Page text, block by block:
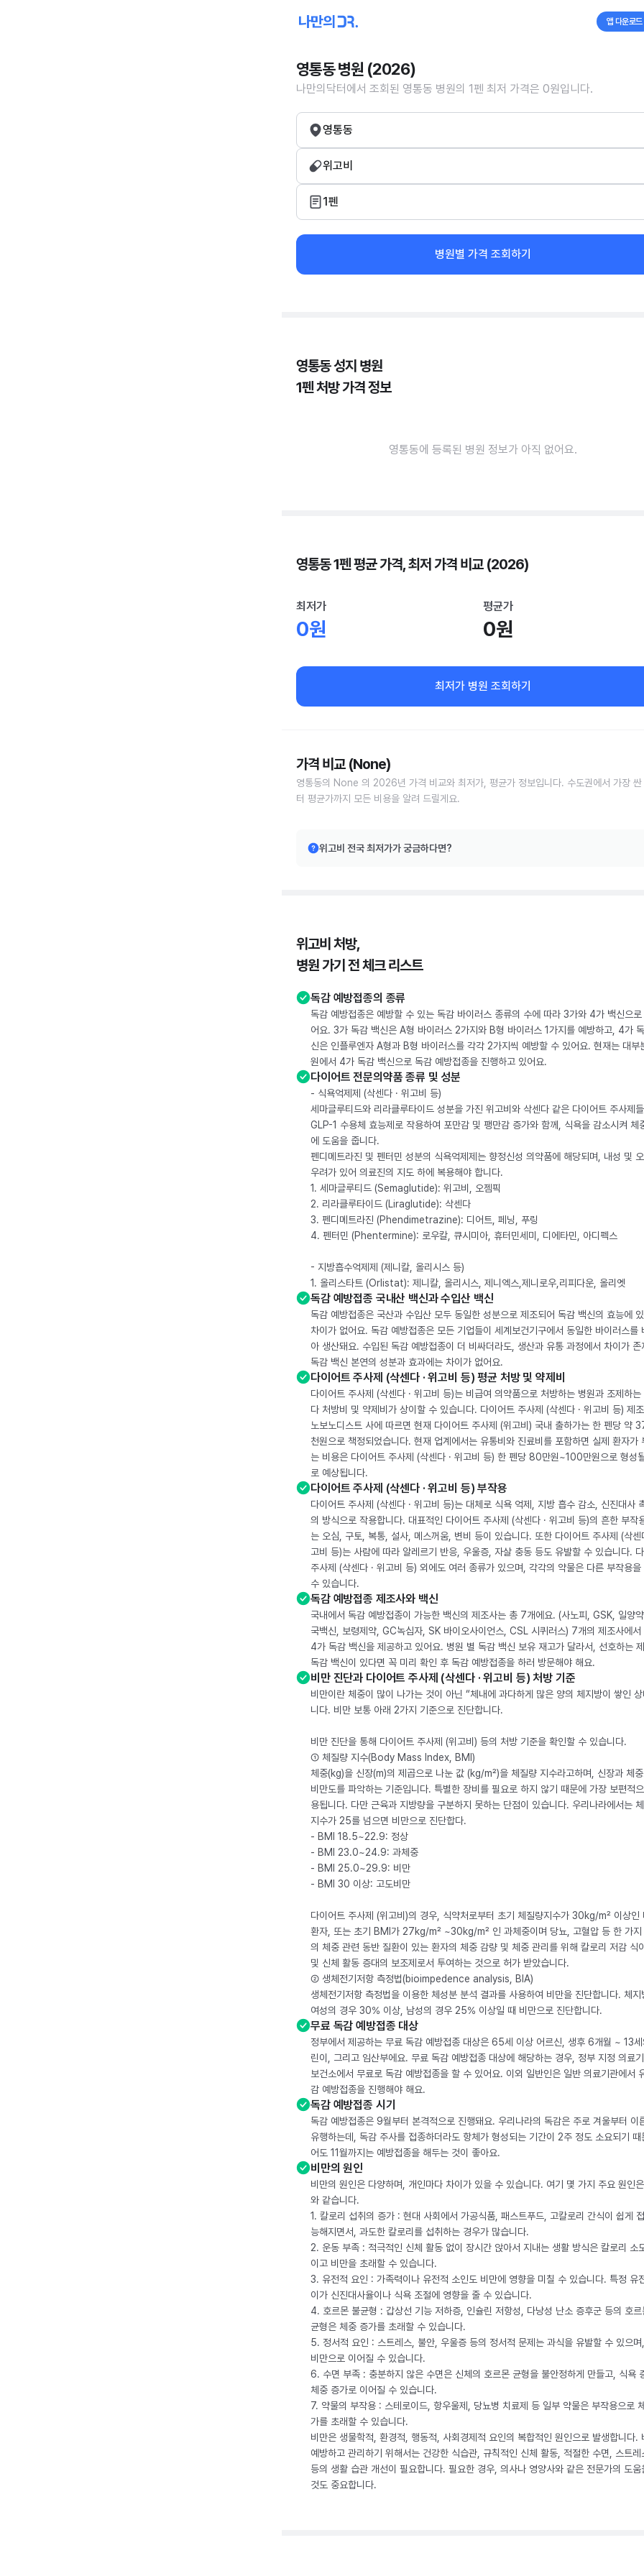
앱 다운로드
영통동 병원 (2026)
나만의닥터에서 조회된 영통동 병원의 1펜 최저 가격은 0원입니다.
영통동
위고비
1펜
병원별 가격 조회하기
영통동 성지 병원
1펜 처방 가격 정보
영통동에 등록된 병원 정보가 아직 없어요.
영통동 1펜 평균 가격, 최저 가격 비교 (2026)
최저가
0원
평균가
0원
최저가 병원 조회하기
가격 비교 (None)
영통동의 None 의 2026년 가격 비교와 최저가, 평균가 정보입니다. 수도권에서 가장 싼
터 평균가까지 모든 비용을 알려 드릴게요.
위고비 전국 최저가가 궁금하다면?
위고비 처방,
병원 가기 전 체크 리스트
독감 예방접종의 종류
독감 예방접종은 예방할 수 있는 독감 바이러스 종류의 수에 따라 3가와 4가 백신으로
어요. 3가 독감 백신은 A형 바이러스 2가지와 B형 바이러스 1가지를 예방하고, 4가
신은 인플루엔자 A형과 B형 바이러스를 각각 2가지씩 예방할 수 있어요. 현재는 대부
원에서 4가 독감 백신으로 독감 예방접종을 진행하고 있어요.
다이어트 전문의약품 종류 및 성분
- 식욕억제제 (삭센다 · 위고비 등)
세마글루티드와 리라클루타이드 성분을 가진 위고비와 삭센다 같은 다이어트 주사제
GLP-1 수용체 효능제로 작용하여 포만감 및 팽만감 증가와 함께, 식욕을 감소시켜 체
에 도움을 줍니다.
펜디메트라진 및 펜터민 성분의 식욕억제제는 향정신성 의약품에 해당되며, 내성 및
우려가 있어 의료진의 지도 하에 복용해야 합니다.
1. 세마글루티드 (Semaglutide): 위고비, 오젬픽
2. 리라클루타이드 (Liraglutide): 삭센다
3. 펜디메트라진 (Phendimetrazine): 디어트, 페닝, 푸링
4. 펜터민 (Phentermine): 로우칼, 큐시미아, 휴터민세미, 디에타민, 아디펙스
- 지방흡수억제제 (제니칼, 올리시스 등)
1. 올리스타트 (Orlistat): 제니칼, 올리시스, 제니엑스,제니로우,리피다운, 올리엣
독감 예방접종 국내산 백신과 수입산 백신
독감 예방접종은 국산과 수입산 모두 동일한 성분으로 제조되어 독감 백신의 효능에
차이가 없어요. 독감 예방접종은 모든 기업들이 세계보건기구에서 동일한 바이러스를
아 생산돼요. 수입된 독감 예방접종이 더 비싸더라도, 생산과 유통 과정에서 차이가 존
독감 백신 본연의 성분과 효과에는 차이가 없어요.
다이어트 주사제 (삭센다 · 위고비 등) 평균 처방 및 약제비
다이어트 주사제 (삭센다 · 위고비 등)는 비급여 의약품으로 처방하는 병원과 조제하는
다 처방비 및 약제비가 상이할 수 있습니다. 다이어트 주사제 (삭센다 · 위고비 등) 제
노보노디스트 사에 따르면 현재 다이어트 주사제 (위고비) 국내 출하가는 한 펜당 약
천원으로 책정되었습니다. 현재 업계에서는 유통비와 진료비를 포함하면 실제 환자가
는 비용은 다이어트 주사제 (삭센다 · 위고비 등) 한 펜당 80만원~100만원으로 형성
로 예상됩니다.
다이어트 주사제 (삭센다 · 위고비 등) 부작용
다이어트 주사제 (삭센다 · 위고비 등)는 대체로 식욕 억제, 지방 흡수 감소, 신진대사
의 방식으로 작용합니다. 대표적인 다이어트 주사제 (삭센다 · 위고비 등)의 흔한 부작
는 오심, 구토, 복통, 설사, 메스꺼움, 변비 등이 있습니다. 또한 다이어트 주사제 (삭센
고비 등)는 사람에 따라 알레르기 반응, 우울증, 자살 충동 등도 유발할 수 있습니다.
주사제 (삭센다 · 위고비 등) 외에도 여러 종류가 있으며, 각각의 약물은 다른 부작용을
수 있습니다.
독감 예방접종 제조사와 백신
국내에서 독감 예방접종이 가능한 백신의 제조사는 총 7개에요. (사노피, GSK, 일양
국백신, 보령제약, GC녹십자, SK 바이오사이언스, CSL 시퀴러스) 7개의 제조사에서
4가 독감 백신을 제공하고 있어요. 병원 별 독감 백신 보유 재고가 달라서, 선호하는
독감 백신이 있다면 꼭 미리 확인 후 독감 예방접종을 하러 방문해야 해요.
비만 진단과 다이어트 주사제 (삭센다 · 위고비 등) 처방 기준
비만이란 체중이 많이 나가는 것이 아닌 “체내에 과다하게 많은 양의 체지방이 쌓인
니다. 비만 보통 아래 2가지 기준으로 진단합니다.
비만 진단을 통해 다이어트 주사제 (위고비) 등의 처방 기준을 확인할 수 있습니다.
① 체질량 지수(Body Mass Index, BMI)
체중(kg)을 신장(m)의 제곱으로 나눈 값 (kg/m²)을 체질량 지수라고하며, 신장과 체
비만도를 파악하는 기준입니다. 특별한 장비를 필요로 하지 않기 때문에 가장 보편적
용됩니다. 다만 근육과 지방량을 구분하지 못하는 단점이 있습니다. 우리나라에서는
지수가 25를 넘으면 비만으로 진단합다.
- BMI 18.5~22.9: 정상
- BMI 23.0~24.9: 과체중
- BMI 25.0~29.9: 비만
- BMI 30 이상: 고도비만
다이어트 주사제 (위고비)의 경우, 식약처로부터 초기 체질량지수가 30kg/m² 이상인
환자, 또는 초기 BMI가 27kg/m² ~30kg/m² 인 과체중이며 당뇨, 고혈압 등 한 가지
의 체중 관련 동반 질환이 있는 환자의 체중 감량 및 체중 관리를 위해 칼로리 저감 식
및 신체 활동 증대의 보조제로서 투여하는 것으로 허가 받았습니다.
② 생체전기저항 측정법(bioimpedence analysis, BIA)
생체전기저항 측정법을 이용한 체성분 분석 결과를 사용하여 비만을 진단합니다. 체지
여성의 경우 30% 이상, 남성의 경우 25% 이상일 때 비만으로 진단합니다.
무료 독감 예방접종 대상
정부에서 제공하는 무료 독감 예방접종 대상은 65세 이상 어르신, 생후 6개월 ~ 13
린이, 그리고 임산부에요. 무료 독감 예방접종 대상에 해당하는 경우, 정부 지정 의료
보건소에서 무료로 독감 예방접종을 할 수 있어요. 이외 일반인은 일반 의료기관에서
감 예방접종을 진행해야 해요.
독감 예방접종 시기
독감 예방접종은 9월부터 본격적으로 진행돼요. 우리나라의 독감은 주로 겨울부터 이
유행하는데, 독감 주사를 접종하더라도 항체가 형성되는 기간이 2주 정도 소요되기 때
어도 11월까지는 예방접종을 해두는 것이 좋아요.
비만의 원인
비만의 원인은 다양하며, 개인마다 차이가 있을 수 있습니다. 여기 몇 가지 주요 원인
와 같습니다.
1. 칼로리 섭취의 증가 : 현대 사회에서 가공식품, 패스트푸드, 고칼로리 간식이 쉽게
능해지면서, 과도한 칼로리를 섭취하는 경우가 많습니다.
2. 운동 부족 : 적극적인 신체 활동 없이 장시간 앉아서 지내는 생활 방식은 칼로리 소
이고 비만을 초래할 수 있습니다.
3. 유전적 요인 : 가족력이나 유전적 소인도 비만에 영향을 미칠 수 있습니다. 특정 유
이가 신진대사율이나 식욕 조절에 영향을 줄 수 있습니다.
4. 호르몬 불균형 : 갑상선 기능 저하증, 인슐린 저항성, 다낭성 난소 증후군 등의 호르
균형은 체중 증가를 초래할 수 있습니다.
5. 정서적 요인 : 스트레스, 불안, 우울증 등의 정서적 문제는 과식을 유발할 수 있으
비만으로 이어질 수 있습니다.
6. 수면 부족 : 충분하지 않은 수면은 신체의 호르몬 균형을 불안정하게 만들고, 식욕
체중 증가로 이어질 수 있습니다.
7. 약물의 부작용 : 스테로이드, 항우울제, 당뇨병 치료제 등 일부 약물은 부작용으로
가를 초래할 수 있습니다.
비만은 생물학적, 환경적, 행동적, 사회경제적 요인의 복합적인 원인으로 발생합니다.
예방하고 관리하기 위해서는 건강한 식습관, 규칙적인 신체 활동, 적절한 수면, 스트레
등의 생활 습관 개선이 필요합니다. 필요한 경우, 의사나 영양사와 같은 전문가의 도움
것도 중요합니다.